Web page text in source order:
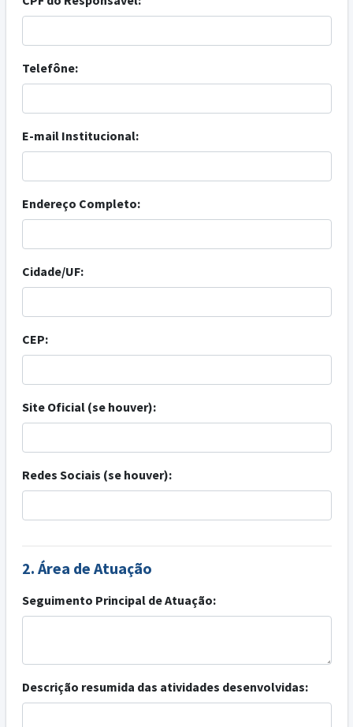
Telefône:
E-mail Institucional:
Endereço Completo:
Cidade/UF:
CEP:
Site Oficial (se houver):
Redes Sociais (se houver):
2. Área de Atuação
Seguimento Principal de Atuação:
Descrição resumida das atividades desenvolvidas: